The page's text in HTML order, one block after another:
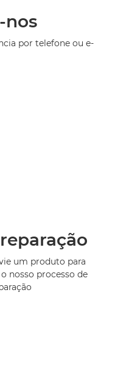
nos
por telefone ou e-
um produto para
nosso processo de